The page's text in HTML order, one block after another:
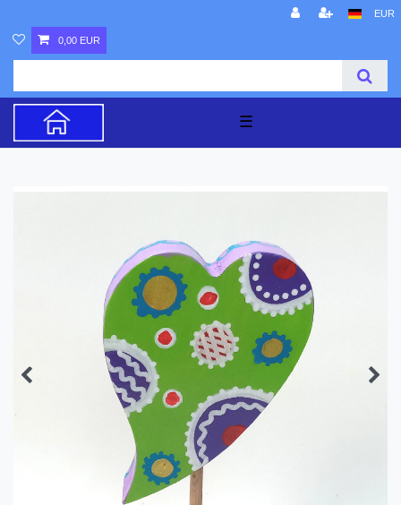
EUR
0,00 EUR
☰